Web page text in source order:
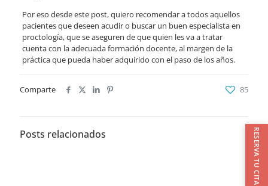
Por eso desde este post, quiero recomendar a todos aquellos
pacientes que deseen acudir o buscar un buen especialista en
proctología, que se aseguren de que quien les va a tratar
cuenta con la adecuada formación docente, al margen de la
práctica que pueda haber adquirido con el paso de los años.
Comparte 85
Posts relacionados RESERVA TU CITA